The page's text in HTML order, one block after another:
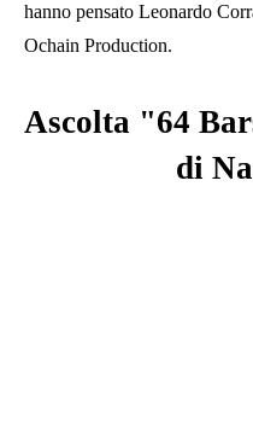
hanno pensato Leonardo
Ochain Production.
Ascolta "64
di